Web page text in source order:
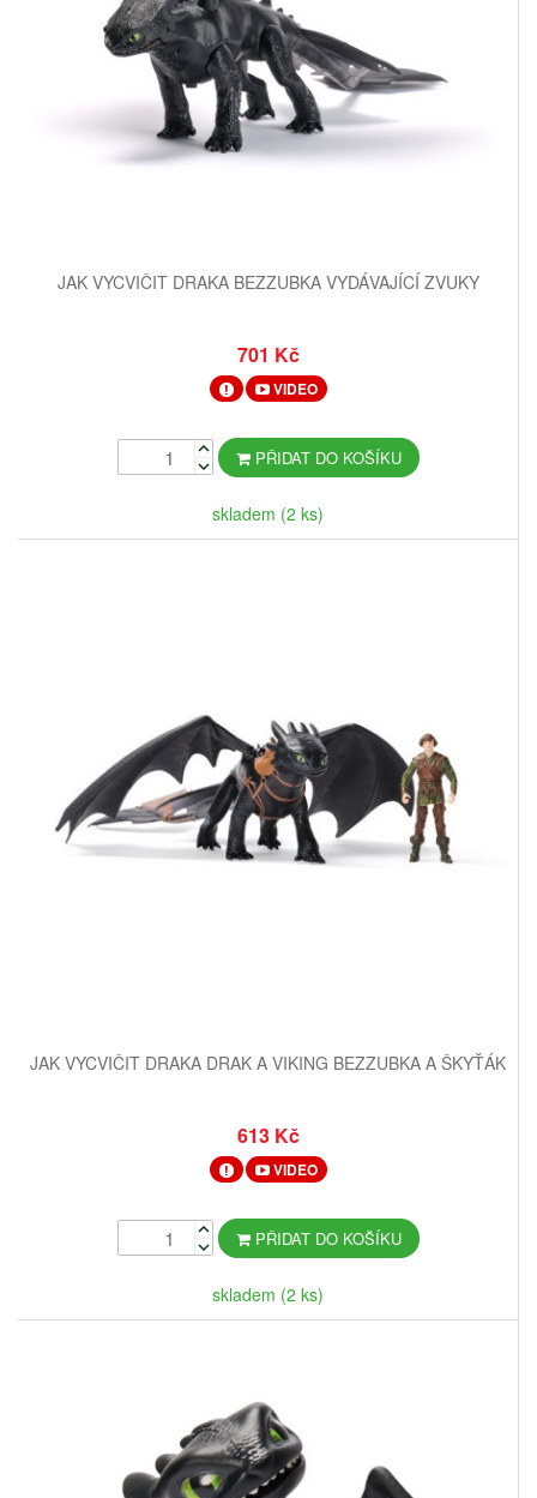
JAK VYCVIČIT DRAKA BEZZUBKA VYDÁVAJÍCÍ ZVUKY
701 Kč
VIDEO
PŘIDAT DO KOŠÍKU
skladem (2 ks)
JAK VYCVIČIT DRAKA DRAK A VIKING BEZZUBKA A ŠKYŤÁK
613 Kč
VIDEO
PŘIDAT DO KOŠÍKU
skladem (2 ks)